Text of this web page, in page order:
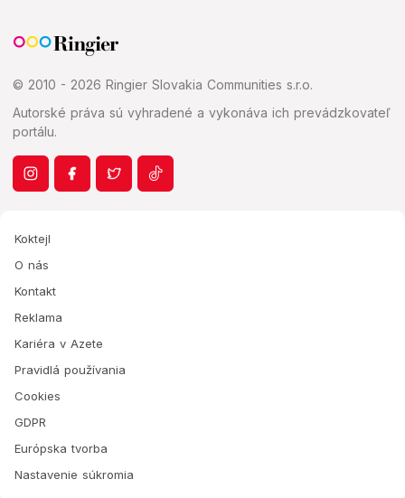
© 2010 - 2026 Ringier Slovakia Communities s.r.o.
Autorské práva sú vyhradené a vykonáva ich prevádzkovateľ
portálu.
Koktejl
O nás
Kontakt
Reklama
Kariéra v Azete
Pravidlá používania
Cookies
GDPR
Európska tvorba
Nastavenie súkromia